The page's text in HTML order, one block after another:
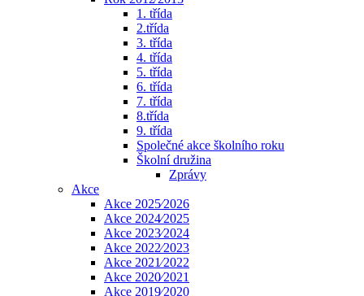
1. třída
2.třída
3. třída
4. třída
5. třída
6. třída
7. třída
8.třída
9. třída
Společné akce školního roku
Školní družina
Zprávy
Akce
Akce 2025⁄2026
Akce 2024⁄2025
Akce 2023⁄2024
Akce 2022⁄2023
Akce 2021⁄2022
Akce 2020⁄2021
Akce 2019⁄2020